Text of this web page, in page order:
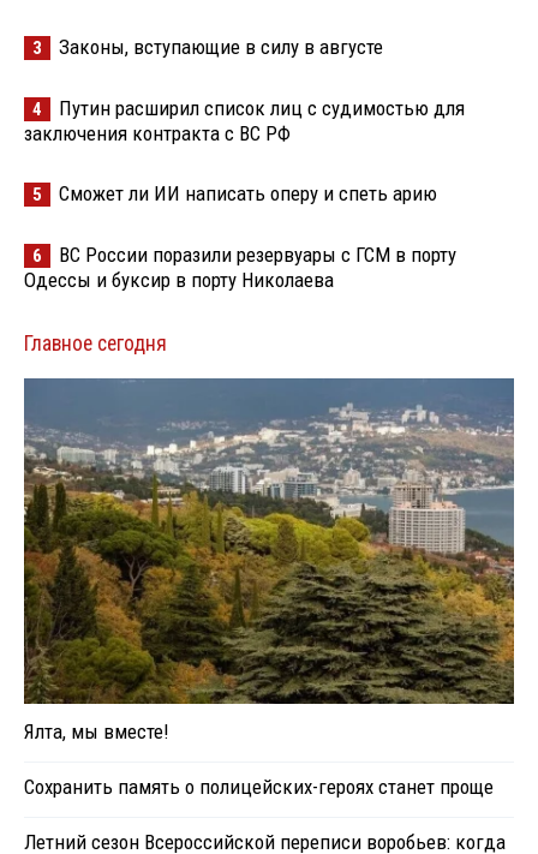
3 Законы, вступающие в силу в августе
4
Путин расширил список лиц с судимостью для
заключения контракта с ВС РФ
5 Сможет ли ИИ написать оперу и спеть арию
6
ВС России поразили резервуары с ГСМ в порту
Одессы и буксир в порту Николаева
Главное сегодня
Ялта, мы вместе!
Сохранить память о полицейских-героях станет проще
Летний сезон Всероссийской переписи воробьев: когда